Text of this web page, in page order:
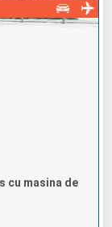
cu masina de